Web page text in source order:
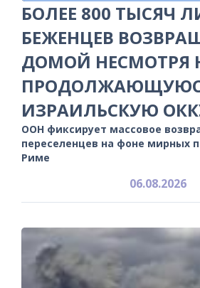
БОЛЕЕ 800 ТЫСЯЧ
БЕЖЕНЦЕВ
ДОМОЙ НЕСМОТРЯ
ИЗРАИЛЬСКУЮ
ООН фиксирует массовое
переселенцев на фоне мирных
Риме
06.08.2026